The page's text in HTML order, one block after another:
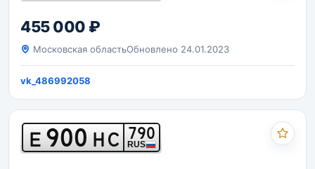
455 000 ₽
Московская областьОбновлено 24.01.2023
vk_486992058
Е 900 НС 790
RUS